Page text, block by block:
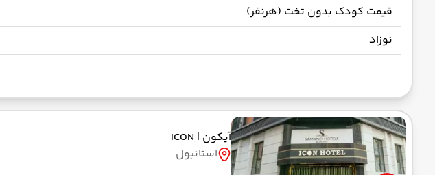
قیمت کودک بدون تخت (هرنفر)
نوزاد
آیکون | ICON
استانبول